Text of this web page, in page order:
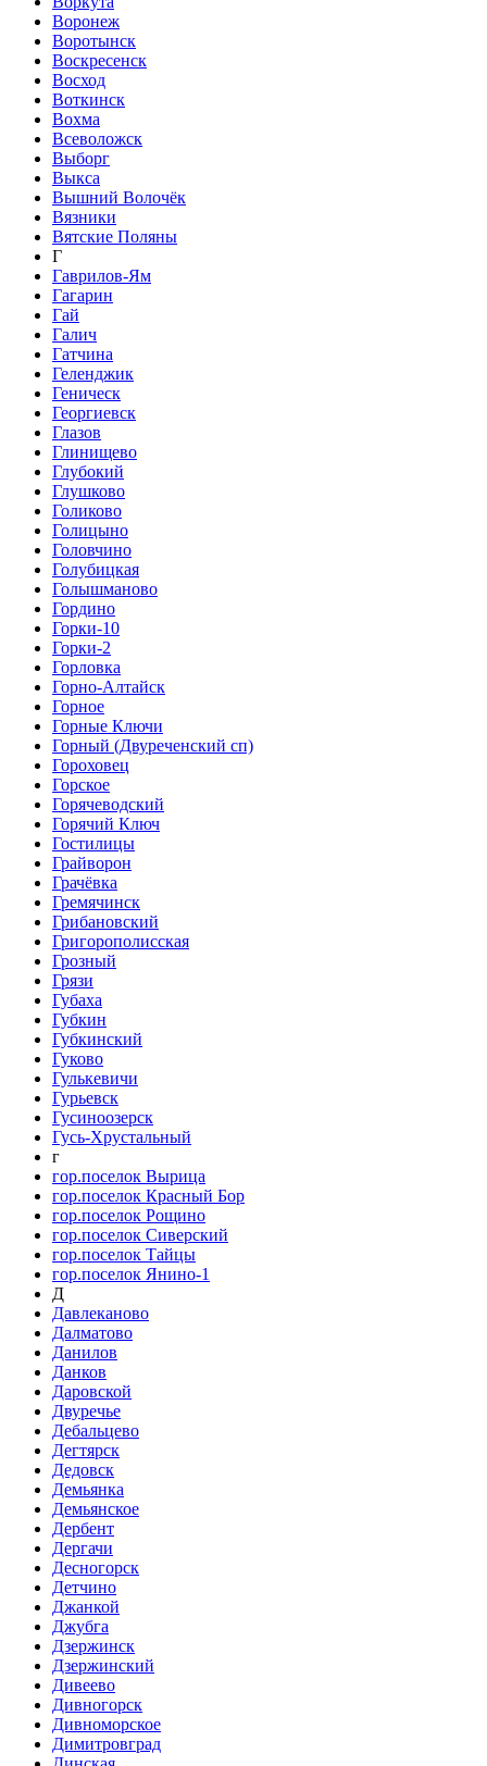
Воронеж
Воротынск
Воскресенск
Восход
Воткинск
Вохма
Всеволожск
Выборг
Выкса
Вышний Волочёк
Вязники
Вятские Поляны
Г
Гаврилов-Ям
Гагарин
Гай
Галич
Гатчина
Геленджик
Геническ
Георгиевск
Глазов
Глинищево
Глубокий
Глушково
Голиково
Голицыно
Головчино
Голубицкая
Голышманово
Гордино
Горки-10
Горки-2
Горловка
Горно-Алтайск
Горное
Горные Ключи
Горный (Двуреченский сп)
Гороховец
Горское
Горячеводский
Горячий Ключ
Гостилицы
Грайворон
Грачёвка
Гремячинск
Грибановский
Григорополисская
Грозный
Грязи
Губаха
Губкин
Губкинский
Гуково
Гулькевичи
Гурьевск
Гусиноозерск
Гусь-Хрустальный
г
гор.поселок Вырица
гор.поселок Красный Бор
гор.поселок Рощино
гор.поселок Сиверский
гор.поселок Тайцы
гор.поселок Янино-1
Д
Давлеканово
Далматово
Данилов
Данков
Даровской
Двуречье
Дебальцево
Дегтярск
Дедовск
Демьянка
Демьянское
Дербент
Дергачи
Десногорск
Детчино
Джанкой
Джубга
Дзержинск
Дзержинский
Дивеево
Дивногорск
Дивноморское
Димитровград